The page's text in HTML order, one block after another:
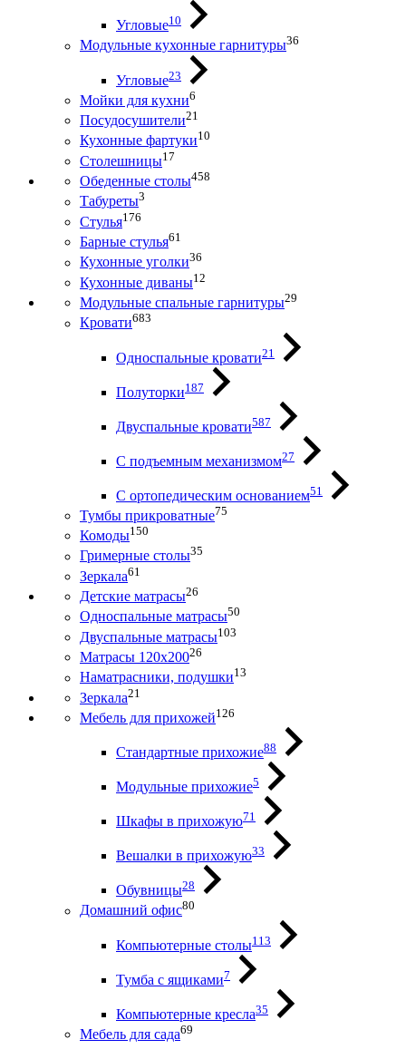
Угловые10
Модульные кухонные гарнитуры36
Угловые23
Мойки для кухни6
Посудосушители21
Кухонные фартуки10
Столешницы17
Обеденные столы458
Табуреты3
Стулья176
Барные стулья61
Кухонные уголки36
Кухонные диваны12
Модульные спальные гарнитуры29
Кровати683
Односпальные кровати21
Полуторки187
Двуспальные кровати587
С подъемным механизмом27
С ортопедическим основанием51
Тумбы прикроватные75
Комоды150
Гримерные столы35
Зеркала61
Детские матрасы26
Односпальные матрасы50
Двуспальные матрасы103
Матрасы 120х20026
Наматрасники, подушки13
Зеркала21
Мебель для прихожей126
Стандартные прихожие88
Модульные прихожие5
Шкафы в прихожую71
Вешалки в прихожую33
Обувницы28
Домашний офис80
Компьютерные столы113
Тумба с ящиками7
Компьютерные кресла35
Мебель для сада69